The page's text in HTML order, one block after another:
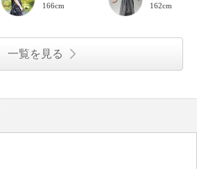
166cm 162cm
一覧を見る